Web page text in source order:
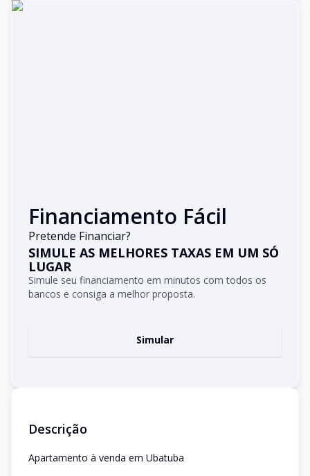
Financiamento Fácil
Pretende Financiar?
SIMULE AS MELHORES TAXAS EM UM SÓ
LUGAR
Simule seu financiamento em minutos com todos os
bancos e consiga a melhor proposta.
Simular
Descrição
Apartamento à venda em Ubatuba